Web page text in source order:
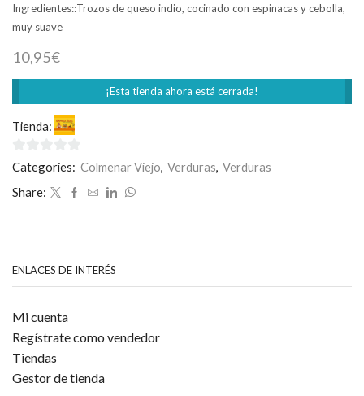
Ingredientes::Trozos de queso indio, cocinado con espinacas y cebolla,
muy suave
10,95€
¡Esta tienda ahora está cerrada!
Tienda:
0
5
Categories: Colmenar Viejo Verduras Verduras
Share:
ENLACES DE INTERÉS
Mi cuenta
Regístrate como vendedor
Tiendas
Gestor de tienda